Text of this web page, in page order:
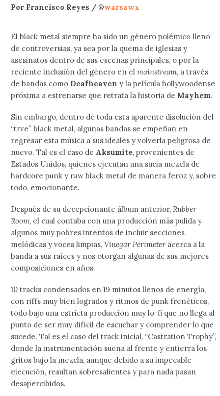
Por Francisco Reyes / @warsawx
El black metal siempre ha sido un género polémico lleno
de controversias, ya sea por la quema de iglesias y
asesinatos dentro de sus escenas principales, o por la
reciente inclusión del género en elmainstream, a través
de bandas como Deafheaven y la película hollywoodense
próxima a estrenarse que retrata la historia de Mayhem.
Sin embargo, dentro de toda esta aparente disolución del
“trve” black metal, algunas bandas se empeñan en
regresar esta música a sus ideales y volverla peligrosa de
nuevo. Tal es el caso de Aksumite, provenientes de
Estados Unidos, quienes ejecutan una sucia mezcla de
hardcore punk y raw black metal de manera feroz y, sobre
todo, emocionante.
Después de su decepcionante álbum anterior,Rubber
Room, el cual contaba con una producción más pulida y
algunos muy pobres intentos de incluir secciones
melódicas y voces limpias,Vinegar Perimeter acerca a la
banda a sus raíces y nos otorgan algunas de sus mejores
composiciones en años.
10 tracks condensados en 19 minutos llenos de energía,
con riffs muy bien logrados y ritmos de punk frenéticos,
todo bajo una estricta producción muy lo-fi que no llega al
punto de ser muy difícil de escuchar y comprender lo que
sucede. Tal es el caso del track inicial, “Castration Trophy”,
donde la instrumentación suena al frente y entierra los
gritos bajo la mezcla, aunque debido a su impecable
ejecución, resultan sobresalientes y para nada pasan
desapercibidos.